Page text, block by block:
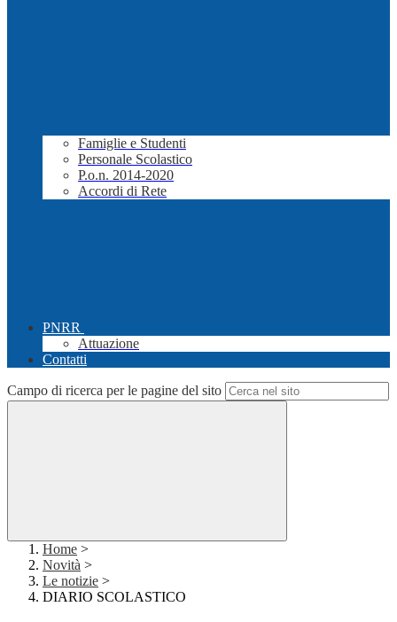
Famiglie e Studenti
Personale Scolastico
P.o.n. 2014-2020
Accordi di Rete
PNRR
Attuazione
Contatti
Campo di ricerca per le pagine del sito
Home >
Novità >
Le notizie >
DIARIO SCOLASTICO